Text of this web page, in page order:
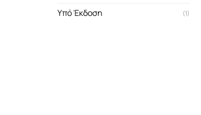
Υπό Έκδοση (1)